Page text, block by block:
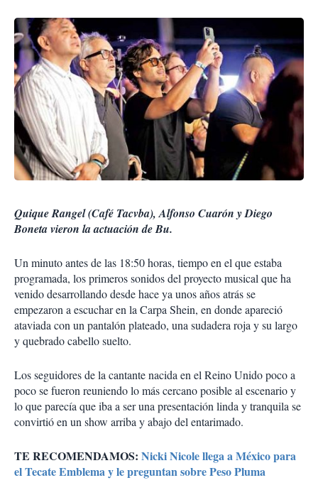
Quique Rangel (Café Tacvba), Alfonso Cuarón y Diego
Boneta vieron la actuación de Bu.
Un minuto antes de las 18:50 horas, tiempo en el que estaba
programada, los primeros sonidos del proyecto musical que ha
venido desarrollando desde hace ya unos años atrás se
empezaron a escuchar en la Carpa Shein, en donde apareció
ataviada con un pantalón plateado, una sudadera roja y su largo
y quebrado cabello suelto.
Los seguidores de la cantante nacida en el Reino Unido poco a
poco se fueron reuniendo lo más cercano posible al escenario y
lo que parecía que iba a ser una presentación linda y tranquila se
convirtió en un show arriba y abajo del entarimado.
TE RECOMENDAMOS: Nicki Nicole llega a México para
el Tecate Emblema y le preguntan sobre Peso Pluma